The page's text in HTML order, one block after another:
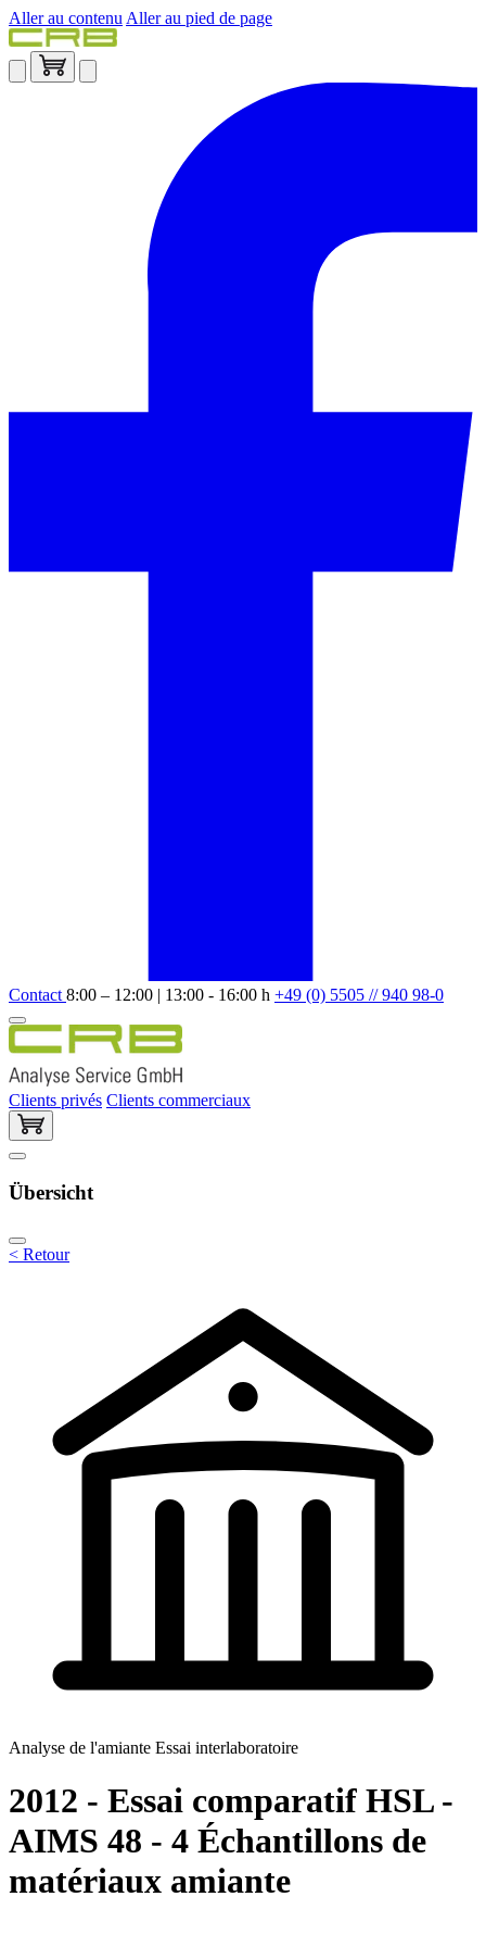
Aller au contenu Aller au pied de page
Contact 8:00 – 12:00 | 13:00 - 16:00 h +49 (0) 5505 // 940 98-0
Clients privés Clients commerciaux
Übersicht
< Retour
Analyse de l'amiante Essai interlaboratoire
2012 - Essai comparatif HSL -
AIMS 48 - 4 Échantillons de
matériaux amiante